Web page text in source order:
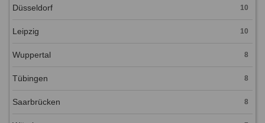
Düsseldorf 10
Leipzig 10
Wuppertal 8
Tübingen 8
Saarbrücken 8